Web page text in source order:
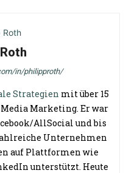
in/philipproth/
Strategien mit über 15
Marketing. Er war
AllSocial und bis
Unternehmen
auf Plattformen wie
unterstützt. Heute